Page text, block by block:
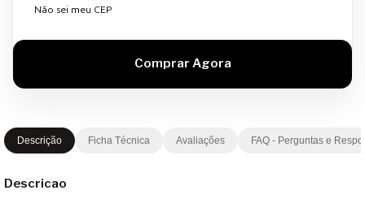
Não sei meu CEP
Descrição Ficha Técnica Avaliações FAQ - Perguntas e
Descricao